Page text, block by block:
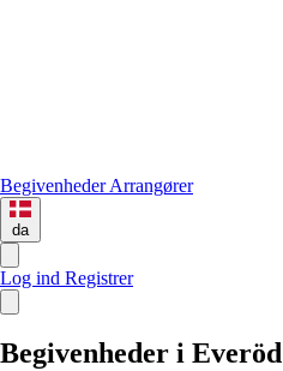
BegivenhederArrangører
da
Log ind Registrer
Begivenheder i Everöd